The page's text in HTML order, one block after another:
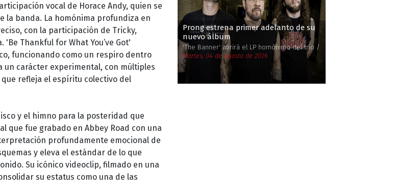
vocal de Horace Andy, quien se
la banda. La homónima profundiza en
con la participación de Tricky,
Thankful for What You’ve Got'
funcionando como un respiro dentro
un carácter experimental, con múltiples
refleja el espíritu colectivo del
y el himno para la posteridad que
que fue grabado en Abbey Road con una
profundamente emocional de
y eleva el estándar de lo que
Su icónico videoclip, filmado en una
su estatus como una de las
Prong estrena primer adelanto de su
nuevo álbum
'The Banner' abrirá el LP homónimo del trío /
Martes, 04 de Agosto de 2026